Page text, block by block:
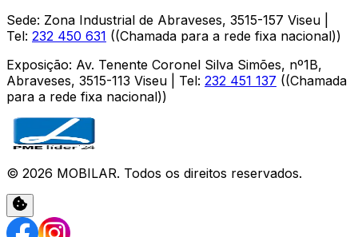
Sede: Zona Industrial de Abraveses, 3515-157 Viseu
Tel: 232 450 631 ((Chamada para a rede fixa nacional))
Exposição: Av. Tenente Coronel Silva Simões, nº1B,
Abraveses, 3515-113 Viseu | Tel: 232 451 137 ((Chamada
para a rede fixa nacional))
© 2026 MOBILAR. Todos os direitos reservados.